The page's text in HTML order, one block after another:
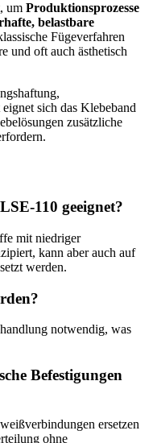
um Produktionsprozesse
belastbare
Fügeverfahren
und oft auch ästhetisch
sich das Klebeband
zusätzliche
110 geeignet?
mit niedriger
kann aber auch auf
werden.
notwendig, was
Befestigungen
ersetzen
ohne